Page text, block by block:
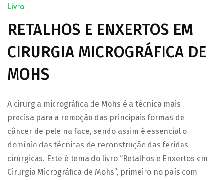
Livro
RETALHOS E ENXERTOS EM
CIRURGIA MICROGRÁFICA DE
MOHS
A cirurgia micrográfica de Mohs é a técnica mais
precisa para a remoção das principais formas de
câncer de pele na face, sendo assim é essencial o
domínio das técnicas de reconstrução das feridas
cirúrgicas. Este é tema do livro “Retalhos e Enxertos em
Cirurgia Micrográfica de Mohs”, primeiro no país com